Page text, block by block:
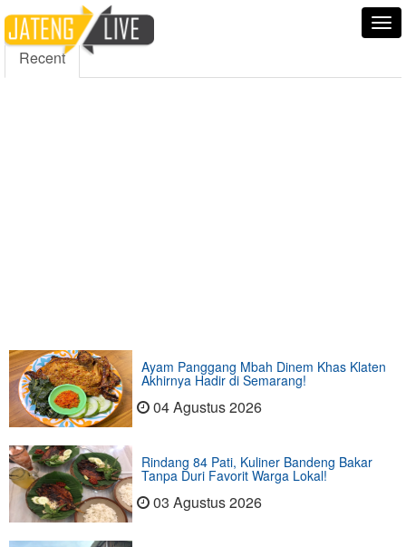
5000 Fans Followers
Recent
Ayam Panggang Mbah Dinem Khas Klaten
Akhirnya Hadir di Semarang!
04 Agustus 2026
Rindang 84 Pati, Kuliner Bandeng Bakar
Tanpa Duri Favorit Warga Lokal!
03 Agustus 2026